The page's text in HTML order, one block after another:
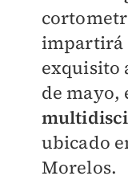
impartirá
exquisito
de mayo,
ubicado
Morelos.